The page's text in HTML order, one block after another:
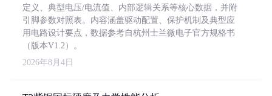
定义、典型电压/电流值、内部逻辑关系等核心数据，并附
引脚参数对照表。内容涵盖驱动配置、保护机制及典型应
用电路设计要点，数据参考自杭州士兰微电子官方规格书
（版本V1.2）。
2026年8月4日